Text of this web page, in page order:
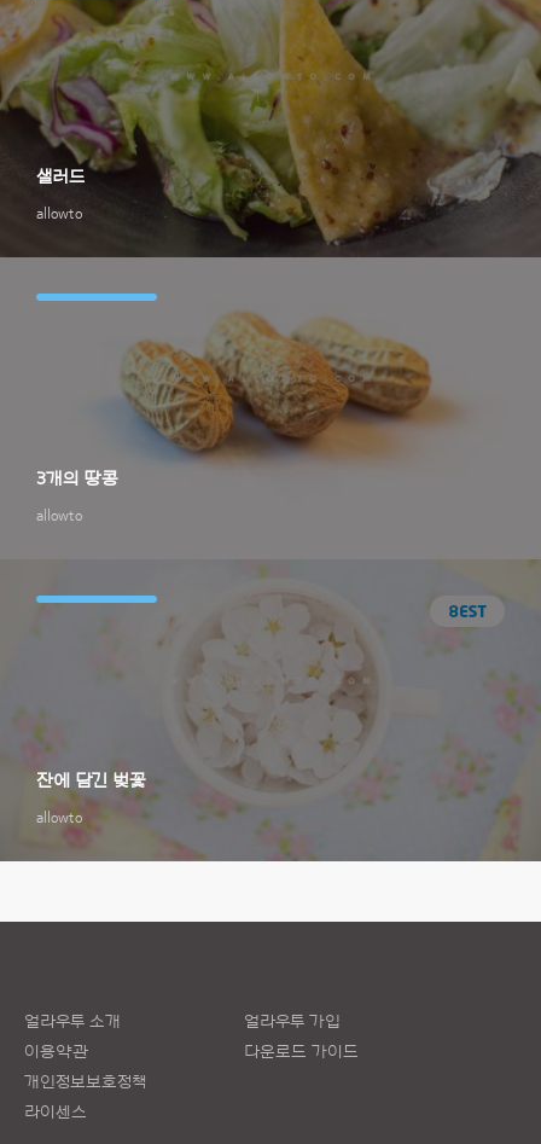
allowto
샐러드
allowto
3개의 땅콩
allowto
잔에 담긴 벚꽃
얼라우투 소개
이용약관
개인정보보호정책
라이센스
얼라우투 가입
다운로드 가이드